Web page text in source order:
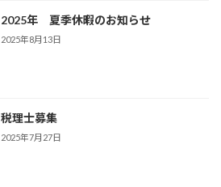
2025年 夏季休暇のお知らせ
2025年8月13日
税理士募集
2025年7月27日